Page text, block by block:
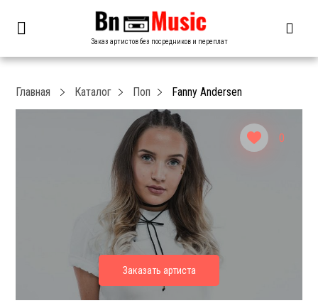
Заказ артистов без посредников и переплат
0
Главная Каталог Поп Fanny Andersen